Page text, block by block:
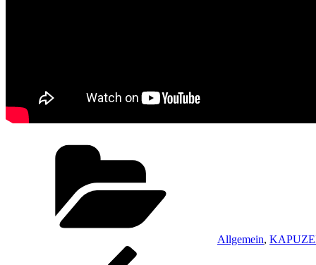
Allgemein,
Beitragsnavigation